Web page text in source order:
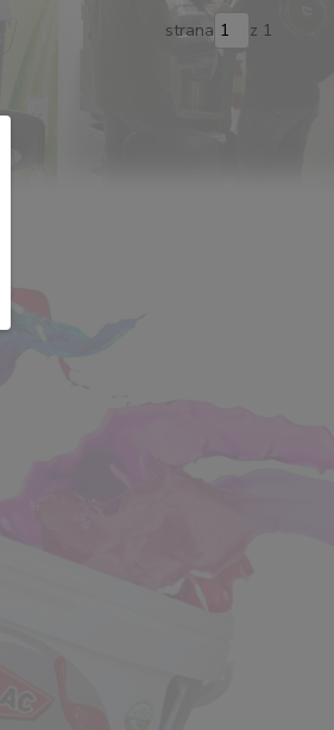
strana z 1